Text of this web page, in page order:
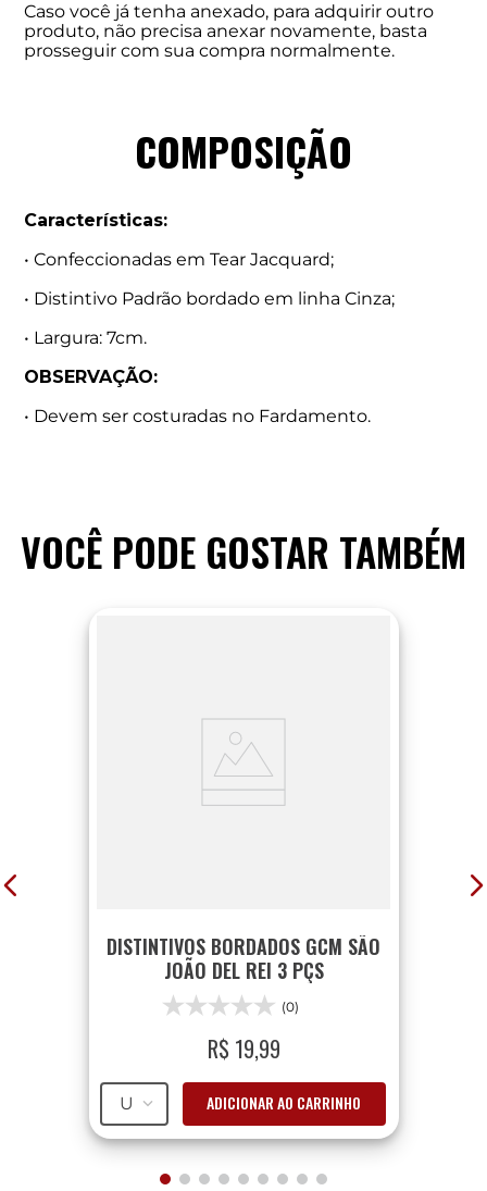
Caso você já tenha anexado, para adquirir outro
produto, não precisa anexar novamente, basta
prosseguir com sua compra normalmente.
COMPOSIÇÃO
Características:
• Confeccionadas em Tear Jacquard;
• Distintivo Padrão bordado em linha Cinza;
• Largura: 7cm.
OBSERVAÇÃO:
• Devem ser costuradas no Fardamento.
VOCÊ PODE GOSTAR TAMBÉM
DISTINTIVOS BORDADOS GCM SÃO
JOÃO DEL REI 3 PÇS
(0)
R$ 19,99
U ADICIONAR AO CARRINHO